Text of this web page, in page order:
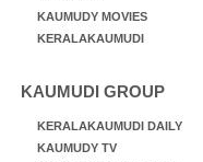
KAUMUDY MOVIES
KERALAKAUMUDI
KAUMUDI GROUP
KERALAKAUMUDI DAILY
KAUMUDY TV